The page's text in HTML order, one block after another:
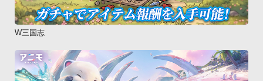
W三国志